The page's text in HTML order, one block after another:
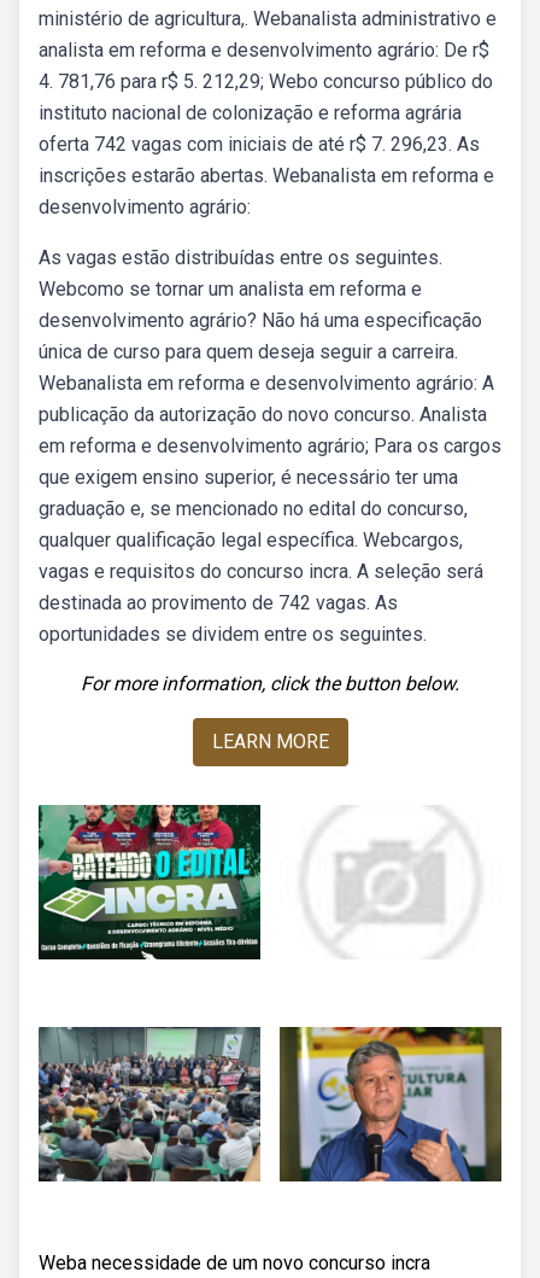
ministério de agricultura,. Webanalista administrativo e
analista em reforma e desenvolvimento agrário: De r$
4. 781,76 para r$ 5. 212,29; Webo concurso público do
instituto nacional de colonização e reforma agrária
oferta 742 vagas com iniciais de até r$ 7. 296,23. As
inscrições estarão abertas. Webanalista em reforma e
desenvolvimento agrário:
As vagas estão distribuídas entre os seguintes.
Webcomo se tornar um analista em reforma e
desenvolvimento agrário? Não há uma especificação
única de curso para quem deseja seguir a carreira.
Webanalista em reforma e desenvolvimento agrário: A
publicação da autorização do novo concurso. Analista
em reforma e desenvolvimento agrário; Para os cargos
que exigem ensino superior, é necessário ter uma
graduação e, se mencionado no edital do concurso,
qualquer qualificação legal específica. Webcargos,
vagas e requisitos do concurso incra. A seleção será
destinada ao provimento de 742 vagas. As
oportunidades se dividem entre os seguintes.
For more information, click the button below.
LEARN MORE
Weba necessidade de um novo concurso incra